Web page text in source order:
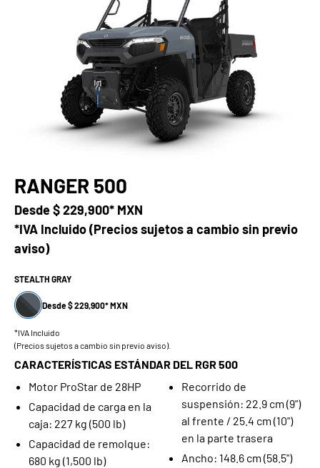
RANGER 500
Desde$ 229,900* MXN
*IVA Incluido (Precios sujetos a cambio sin previo
aviso)
STEALTH GRAY
Desde $ 229,900* MXN
*IVA Incluido
(Precios sujetos a cambio sin previo aviso).
CARACTERÍSTICAS ESTÁNDAR DEL RGR 500
Motor ProStar de 28HP
Capacidad de carga en la
caja: 227 kg (500 lb)
Capacidad de remolque:
680 kg (1,500 lb)
Recorrido de
suspensión: 22.9 cm (9")
al frente / 25.4 cm (10")
en la parte trasera
Ancho: 148.6 cm (58.5")